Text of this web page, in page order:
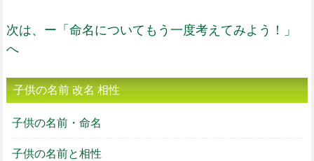
次は、ー「命名についてもう一度考えてみよう！」
へ
子供の名前 改名 相性
子供の名前・命名
子供の名前と相性